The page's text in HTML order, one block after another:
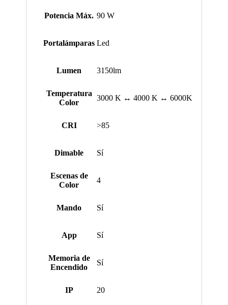
Potencia Máx. 90 W
Portalámparas Led
Lumen 3150lm
Temperatura
Color
3000 K ↔ 4000 K ↔ 6000K
CRI >85
Dimable Sí
Escenas de
Color
4
Mando Sí
App Sí
Memoria de
Encendido
Sí
IP 20